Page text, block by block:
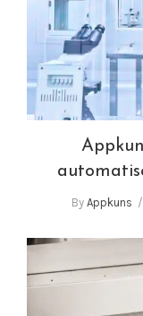
By Appkuns